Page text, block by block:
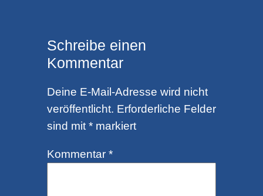
Schreibe einen
Kommentar
Deine E-Mail-Adresse wird nicht
veröffentlicht. Erforderliche Felder
sind mit *markiert
Kommentar *